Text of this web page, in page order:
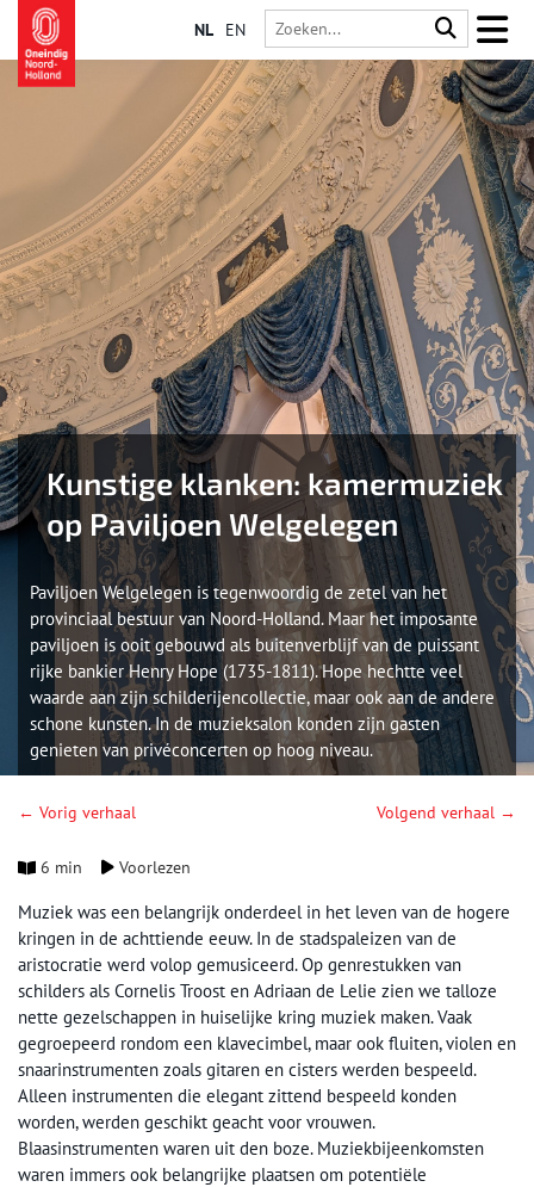
NL EN
Kunstige klanken: kamermuziek
op Paviljoen Welgelegen
Paviljoen Welgelegen is tegenwoordig de zetel van het
provinciaal bestuur van Noord-Holland. Maar het imposante
paviljoen is ooit gebouwd als buitenverblijf van de puissant
rijke bankier Henry Hope (1735-1811). Hope hechtte veel
waarde aan zijn schilderijencollectie, maar ook aan de andere
schone kunsten. In de muzieksalon konden zijn gasten
genieten van privéconcerten op hoog niveau.
← Vorig verhaal Volgend verhaal →
6 min Voorlezen
Muziek was een belangrijk onderdeel in het leven van de hogere
kringen in de achttiende eeuw. In de stadspaleizen van de
aristocratie werd volop gemusiceerd. Op genrestukken van
schilders als Cornelis Troost en Adriaan de Lelie zien we talloze
nette gezelschappen in huiselijke kring muziek maken. Vaak
gegroepeerd rondom een klavecimbel, maar ook fluiten, violen en
snaarinstrumenten zoals gitaren en cisters werden bespeeld.
Alleen instrumenten die elegant zittend bespeeld konden
worden, werden geschikt geacht voor vrouwen.
Blaasinstrumenten waren uit den boze. Muziekbijeenkomsten
waren immers ook belangrijke plaatsen om potentiële